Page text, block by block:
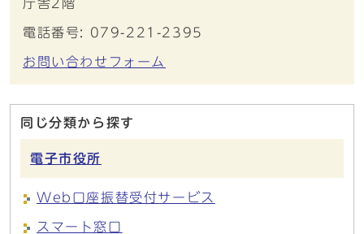
庁舎2階
電話番号: 079-221-2395
お問い合わせフォーム
同じ分類から探す
電子市役所
Web口座振替受付サービス
スマート窓口